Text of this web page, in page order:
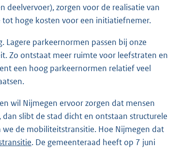
zorgen voor de realisatie van
hoge kosten voor een initiatiefnemer.
Lagere parkeernormen passen bij onze
Zo ontstaat meer ruimte voor leefstraten en
een hoog parkeernormen relatief veel
wil Nijmegen ervoor zorgen dat mensen
slibt de stad dicht en ontstaan structurele
de mobiliteitstransitie. Hoe Nijmegen dat
. De gemeenteraad heeft op 7 juni